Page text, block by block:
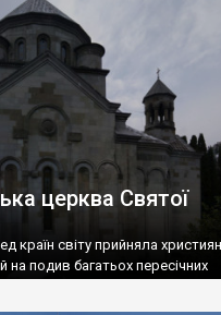
(postaki)…” “Вино. Крим
і його вдосталь: воно все
церква Святої
країн світу прийняла
на подив багатьох пересічних